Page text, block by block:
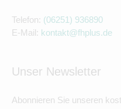
Telefon: (06251) 936890
E-Mail: kontakt@fhplus.de
Unser Newsletter
Abonnieren Sie unseren